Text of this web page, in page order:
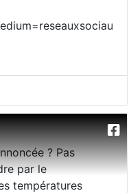
? Pas
par le
températures